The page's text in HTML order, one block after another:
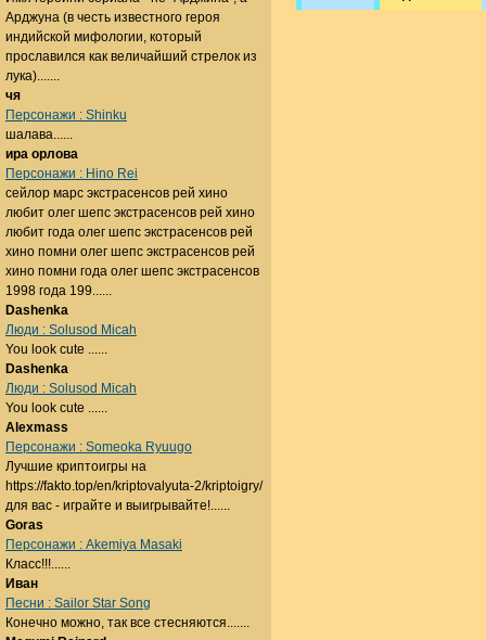
Арджуна (в честь известного героя
индийской мифологии, который
прославился как величайший стрелок из
лука).......
чя
Персонажи : Shinku
шалава......
ира орлова
Персонажи : Hino Rei
сейлор марс экстрасенсов рей хино
любит олег шепс экстрасенсов рей хино
любит года олег шепс экстрасенсов рей
хино помни олег шепс экстрасенсов рей
хино помни года олег шепс экстрасенсов
1998 года 199......
Dashenka
Люди : Solusod Micah
You look cute ......
Dashenka
Люди : Solusod Micah
You look cute ......
Alexmass
Персонажи : Someoka Ryuugo
Лучшие криптоигры на
https://fakto.top/en/kriptovalyuta-2/kriptoigry/
для вас - играйте и выигрывайте!......
Goras
Персонажи : Akemiya Masaki
Класс!!!......
Иван
Песни : Sailor Star Song
Конечно можно, так все стесняются.......